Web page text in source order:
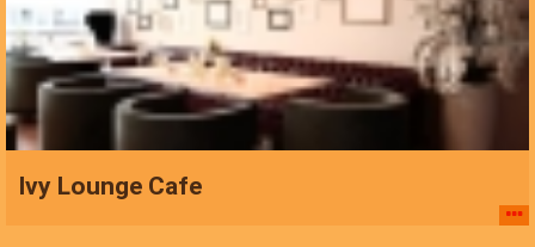
Ivy Lounge Cafe